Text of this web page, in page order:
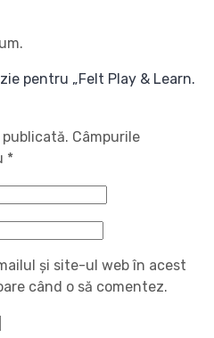
pentru „Felt Play & Learn.
Câmpurile
*
și site-ul web în acest
când o să comentez.